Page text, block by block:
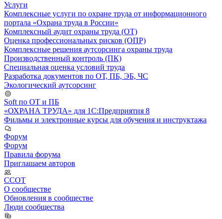
Услуги
Комплексные услуги по охране труда от информационного
портала «Охрана труда в России»
Комплексный аудит охраны труда (ОТ)
Оценка профессиональных рисков (ОПР)
Комплексные решения аутсорсинга охраны труда
Производственный контроль (ПК)
Специальная оценка условий труда
Разработка документов по ОТ, ПБ, ЭБ, ЧС
Экологический аутсорсинг
Soft по ОТ и ПБ
«ОХРАНА ТРУДА» для 1С:Предприятия 8
Фильмы и электронные курсы для обучения и инструктажа
Форум
Форум
Правила форума
Приглашаем авторов
ССОТ
О сообществе
Обновления в сообществе
Люди сообщества